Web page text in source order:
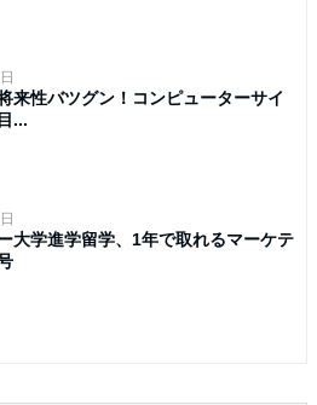
来性バツグン！コンピューターサイ
...
大学進学留学、1年で取れるマーケテ